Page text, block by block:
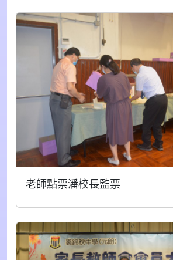
老師點票潘校長監票